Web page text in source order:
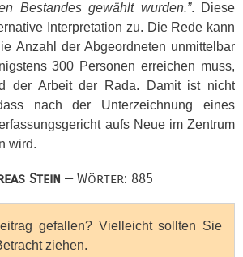
Bestandes gewählt wurden.”. Diese
Interpretation zu. Die Rede kann
Anzahl der Abgeordneten unmittelbar
300 Personen erreichen muss,
der Arbeit der Rada. Damit ist nicht
nach der Unterzeichnung eines
aufs Neue im Zentrum
wird.
Stein — Wörter: 885
gefallen? Vielleicht sollten Sie
ziehen.